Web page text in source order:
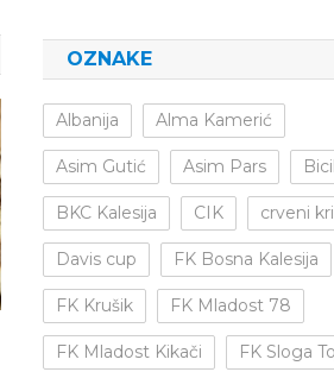
OZNAKE
Albanija Alma Kamerić
Asim Gutić Asim Pars
BKC Kalesija CIK crveni
Davis cup FK Bosna Kalesija
FK Krušik FK Mladost 78
FK Mladost Kikači FK Sloga